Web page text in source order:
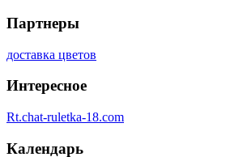
Партнеры
доставка цветов
Интересное
Rt.chat-ruletka-18.com
Календарь